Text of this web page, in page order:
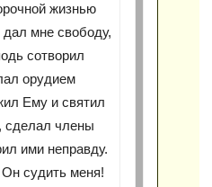
жизнью
мне свободу,
сотворил
орудием
Ему и святил
сделал члены
ими неправду.
судить меня!